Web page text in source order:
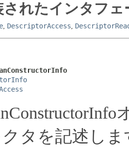
れたインタフェ
, DescriptorAccess,
タを記述しま